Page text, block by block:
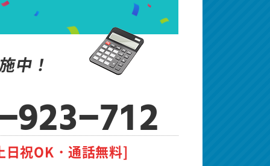
中！
923-712
日祝OK・通話無料]